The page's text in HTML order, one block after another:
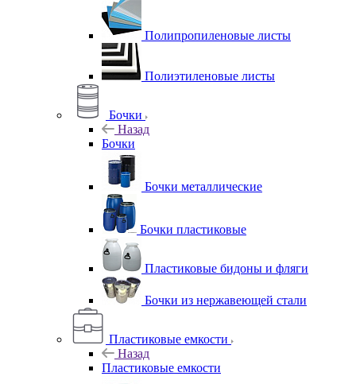
Полипропиленовые листы
Полиэтиленовые листы
Бочки
Назад
Бочки
Бочки металлические
Бочки пластиковые
Пластиковые бидоны и фляги
Бочки из нержавеющей стали
Пластиковые емкости
Назад
Пластиковые емкости